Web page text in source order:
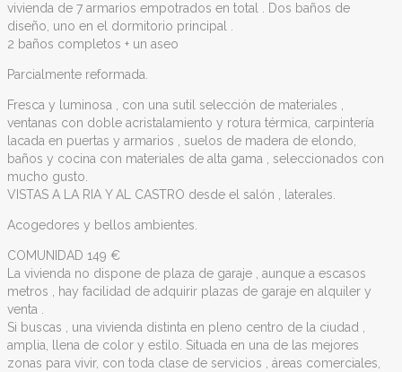
vivienda de 7 armarios empotrados en total . Dos baños de
diseño, uno en el dormitorio principal .
2 baños completos + un aseo
Parcialmente reformada.
Fresca y luminosa , con una sutil selección de materiales ,
ventanas con doble acristalamiento y rotura térmica, carpintería
lacada en puertas y armarios , suelos de madera de elondo,
baños y cocina con materiales de alta gama , seleccionados con
mucho gusto.
VISTAS A LA RIA Y AL CASTRO desde el salón , laterales.
Acogedores y bellos ambientes.
COMUNIDAD 149 €
La vivienda no dispone de plaza de garaje , aunque a escasos
metros , hay facilidad de adquirir plazas de garaje en alquiler y
venta .
Si buscas , una vivienda distinta en pleno centro de la ciudad ,
amplia, llena de color y estilo. Situada en una de las mejores
zonas para vivir, con toda clase de servicios , áreas comerciales,